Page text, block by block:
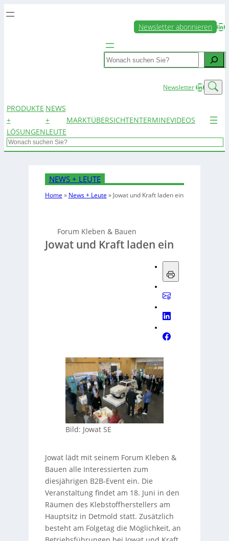
Newsletter abonnieren LinkedIn
Search
NewsletterLinkedIn
PRODUKTE
+
LÖSUNGEN
NEWS
+
LEUTE
MARKTÜBERSICHTENTERMINEVIDEOS
Search
NEWS + LEUTE
Home » News + Leute » Jowat und Kraft laden ein
Forum Kleben & Bauen
Jowat und Kraft laden ein
Bild: Jowat SE
Jowat lädt mit seinem Forum Kleben &
Bauen alle Interessierten zum
diesjährigen B2B-Event ein. Die
Veranstaltung findet am 18. Juni in den
Räumen des Klebstoffherstellers am
Hauptsitz in Detmold statt. Zusätzlich
besteht am Folgetag die Möglichkeit, an